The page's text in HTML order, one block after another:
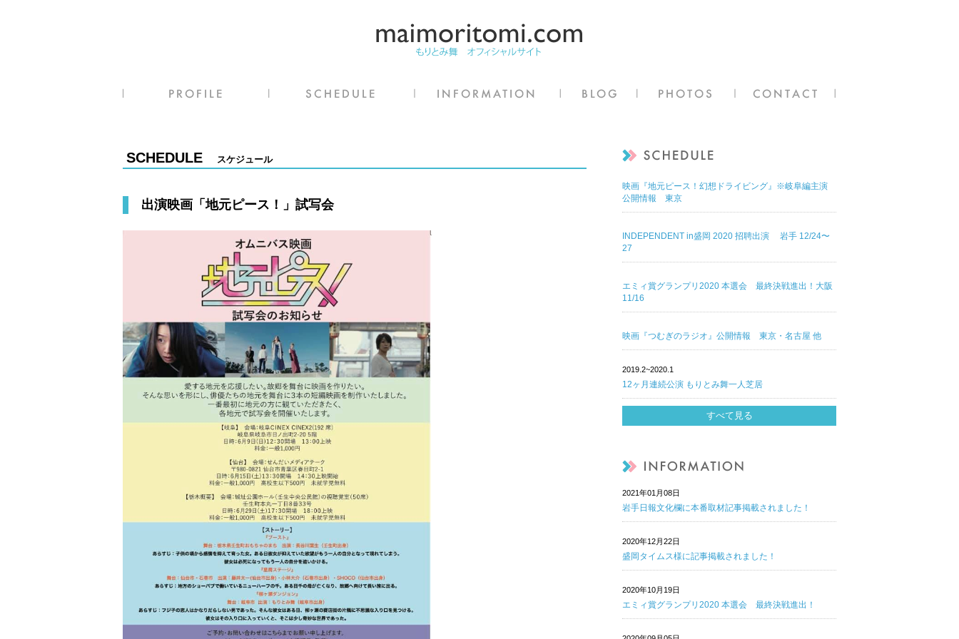
SCHEDULE スケジュール
出演映画「地元ピース！」試写会
映画『地元ピース！幻想ドライビング』※岐阜編主演
公開情報 東京
INDEPENDENT in盛岡 2020 招聘出演 岩手 12/24〜
27
エミィ賞グランプリ2020 本選会 最終決戦進出！大阪
11/16
映画『つむぎのラジオ』公開情報 東京・名古屋 他
2019.2~2020.1
12ヶ月連続公演 もりとみ舞一人芝居
すべて見る
2021年01月08日
岩手日報文化欄に本番取材記事掲載されました！
2020年12月22日
盛岡タイムス様に記事掲載されました！
2020年10月19日
エミィ賞グランプリ2020 本選会 最終決戦進出！